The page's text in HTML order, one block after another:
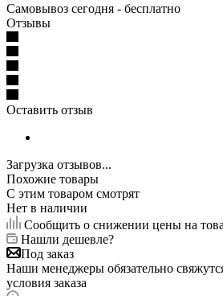
Самовывоз сегодня - бесплатно
Отзывы
Оставить отзыв
Загрузка отзывов...
Похожие товары
С этим товаром смотрят
Нет в наличии
Сообщить о снижении цены на
Нашли дешевле?
Под заказ
Наши менеджеры обязательно
условия заказа